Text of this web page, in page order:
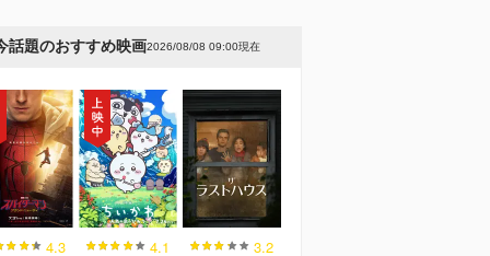
話題のおすすめ映画2026/08/08 09:00現在
4.3 4.1 3.2